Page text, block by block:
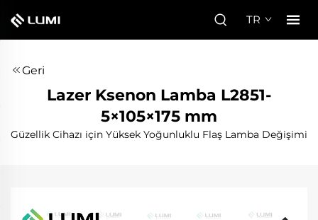
TR
Geri
Lazer Ksenon Lamba L2851-
5×105×175 mm
Güzellik Cihazı için Yüksek Yoğunluklu Flaş Lamba Değişimi